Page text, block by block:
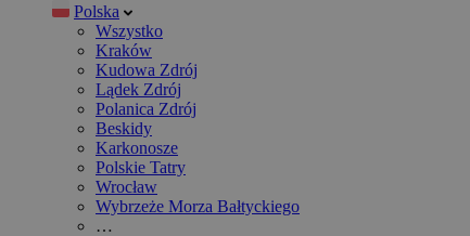
Polska
Wszystko
Kraków
Kudowa Zdrój
Lądek Zdrój
Polanica Zdrój
Beskidy
Karkonosze
Polskie Tatry
Wrocław
Wybrzeże Morza Bałtyckiego
…